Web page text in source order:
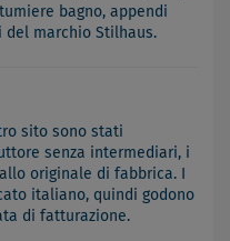
bagno, appendi
del marchio Stilhaus.
sito sono stati
senza intermediari, i
originale di fabbrica. I
italiano, quindi godono
di fatturazione.